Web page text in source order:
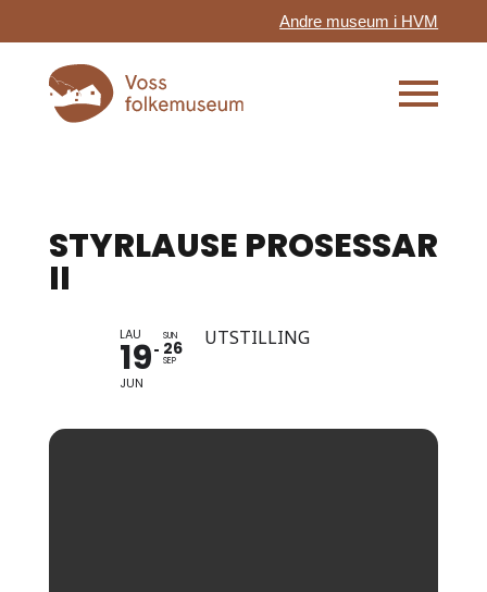
Andre museum i HVM
STYRLAUSE PROSESSAR
II
LAU
19
JUN
SUN
26
SEP
UTSTILLING